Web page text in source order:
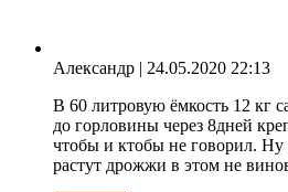
Александр | 24.05.2020 22:13
В 60 литровую ёмкость 12 кг
до горловины через 8дней
чтобы и ктобы не говорил. Ну
растут дрожжи в этом не